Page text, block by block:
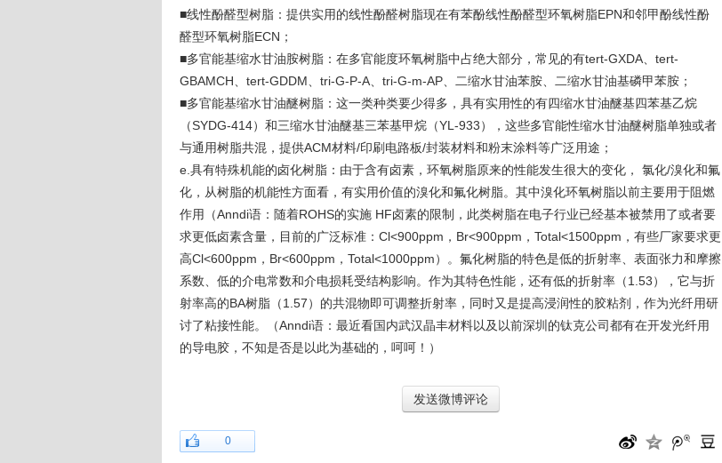
■线性酚醛型树脂：提供实用的线性酚醛树脂现在有苯酚线性酚醛型环氧树脂EPN和邻甲酚线性酚
醛型环氧树脂ECN；
■多官能基缩水甘油胺树脂：在多官能度环氧树脂中占绝大部分，常见的有tert-GXDA、tert-
GBAMCH、tert-GDDM、tri-G-P-A、tri-G-m-AP、二缩水甘油苯胺、二缩水甘油基磷甲苯胺；
■多官能基缩水甘油醚树脂：这一类种类要少得多，具有实用性的有四缩水甘油醚基四苯基乙烷
（SYDG-414）和三缩水甘油醚基三苯基甲烷（YL-933），这些多官能性缩水甘油醚树脂单独或者
与通用树脂共混，提供ACM材料/印刷电路板/封装材料和粉末涂料等广泛用途；
e.具有特殊机能的卤化树脂：由于含有卤素，环氧树脂原来的性能发生很大的变化， 氯化/溴化和氟
化，从树脂的机能性方面看，有实用价值的溴化和氟化树脂。其中溴化环氧树脂以前主要用于阻燃
作用（Anndi语：随着ROHS的实施 HF卤素的限制，此类树脂在电子行业已经基本被禁用了或者要
求更低卤素含量，目前的广泛标准：Cl<900ppm，Br<900ppm，Total<1500ppm，有些厂家要求更
高Cl<600ppm，Br<600ppm，Total<1000ppm）。氟化树脂的特色是低的折射率、表面张力和摩擦
系数、低的介电常数和介电损耗受结构影响。作为其特色性能，还有低的折射率（1.53），它与折
射率高的BA树脂（1.57）的共混物即可调整折射率，同时又是提高浸润性的胶粘剂，作为光纤用研
讨了粘接性能。（Anndi语：最近看国内武汉晶丰材料以及以前深圳的钛克公司都有在开发光纤用
的导电胶，不知是否是以此为基础的，呵呵！）
发送微博评论
0